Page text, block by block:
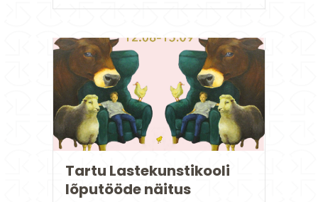
Tartu Lastekunstikooli
lõputööde näitus